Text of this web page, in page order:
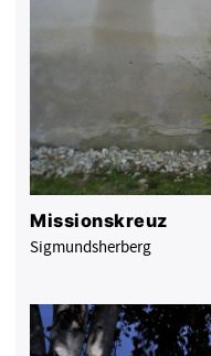
Missionskreuz
Sigmundsherberg